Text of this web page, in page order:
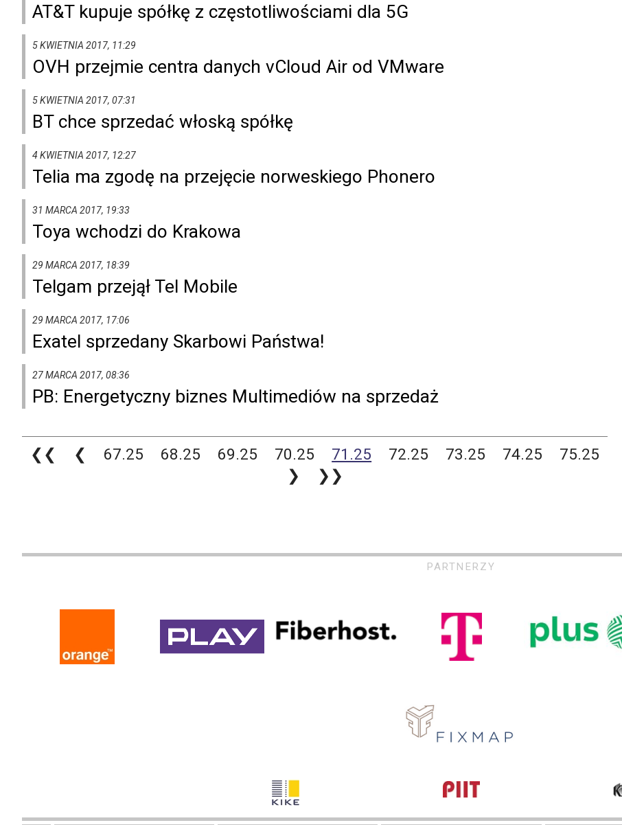
AT&T kupuje spółkę z częstotliwościami dla 5G
5 KWIETNIA 2017, 11:29
OVH przejmie centra danych vCloud Air od VMware
5 KWIETNIA 2017, 07:31
BT chce sprzedać włoską spółkę
4 KWIETNIA 2017, 12:27
Telia ma zgodę na przejęcie norweskiego Phonero
31 MARCA 2017, 19:33
Toya wchodzi do Krakowa
29 MARCA 2017, 18:39
Telgam przejął Tel Mobile
29 MARCA 2017, 17:06
Exatel sprzedany Skarbowi Państwa!
27 MARCA 2017, 08:36
PB: Energetyczny biznes Multimediów na sprzedaż
❮❮ ❮ 67.25 68.25 69.25 70.25 71.25 72.25 73.25 74.25
75.25
❯
❯❯
PARTNERZY